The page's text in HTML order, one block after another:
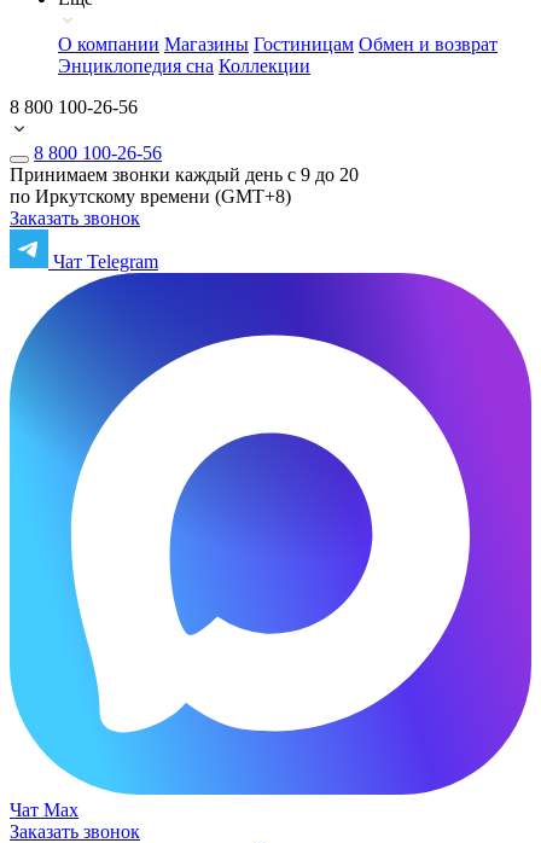
О компании Магазины Гостиницам Обмен и возврат
Энциклопедия сна Коллекции
8 800 100-26-56
8 800 100-26-56
Принимаем звонки каждый день с 9 до 20
по Иркутскому времени (GMT+8)
Заказать звонок
Чат Telegram
Чат Max
Заказать звонок